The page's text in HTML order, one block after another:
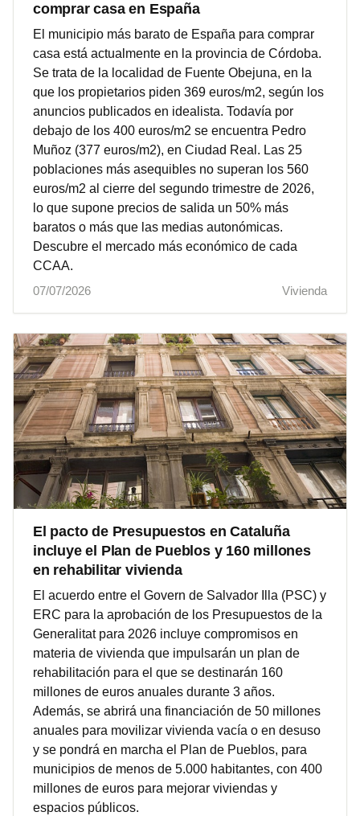
comprar casa en España
El municipio más barato de España para comprar
casa está actualmente en la provincia de Córdoba.
Se trata de la localidad de Fuente Obejuna, en la
que los propietarios piden 369 euros/m2, según los
anuncios publicados en idealista. Todavía por
debajo de los 400 euros/m2 se encuentra Pedro
Muñoz (377 euros/m2), en Ciudad Real. Las 25
poblaciones más asequibles no superan los 560
euros/m2 al cierre del segundo trimestre de 2026,
lo que supone precios de salida un 50% más
baratos o más que las medias autonómicas.
Descubre el mercado más económico de cada
CCAA.
07/07/2026
Vivienda
El pacto de Presupuestos en Cataluña
incluye el Plan de Pueblos y 160 millones
en rehabilitar vivienda
El acuerdo entre el Govern de Salvador Illa (PSC) y
ERC para la aprobación de los Presupuestos de la
Generalitat para 2026 incluye compromisos en
materia de vivienda que impulsarán un plan de
rehabilitación para el que se destinarán 160
millones de euros anuales durante 3 años.
Además, se abrirá una financiación de 50 millones
anuales para movilizar vivienda vacía o en desuso
y se pondrá en marcha el Plan de Pueblos, para
municipios de menos de 5.000 habitantes, con 400
millones de euros para mejorar viviendas y
espacios públicos.